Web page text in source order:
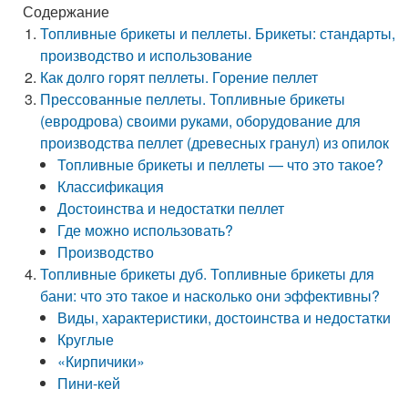
Содержание
Топливные брикеты и пеллеты. Брикеты: стандарты,
производство и использование
Как долго горят пеллеты. Горение пеллет
Прессованные пеллеты. Топливные брикеты
(евродрова) своими руками, оборудование для
производства пеллет (древесных гранул) из опилок
Топливные брикеты и пеллеты — что это такое?
Классификация
Достоинства и недостатки пеллет
Где можно использовать?
Производство
Топливные брикеты дуб. Топливные брикеты для
бани: что это такое и насколько они эффективны?
Виды, характеристики, достоинства и недостатки
Круглые
«Кирпичики»
Пини-кей